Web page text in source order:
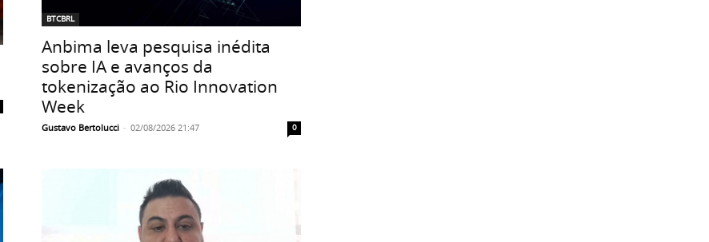
BTCBRL
Anbima leva pesquisa inédita
sobre IA e avanços da
tokenização ao Rio Innovation
Week
Gustavo Bertolucci - 02/08/2026 21:47 0